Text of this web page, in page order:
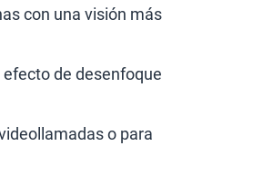
con una visión más
de desenfoque
o para